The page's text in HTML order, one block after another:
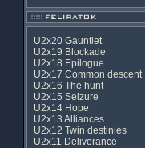
U2x20 Gauntlet
U2x19 Blockade
U2x18 Epilogue
U2x17 Common descent
U2x16 The hunt
U2x15 Seizure
U2x14 Hope
U2x13 Alliances
U2x12 Twin destinies
U2x11 Deliverance